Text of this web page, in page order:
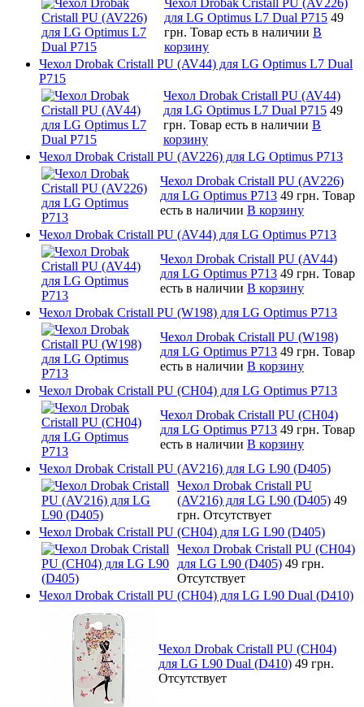
для LG Optimus L7 Dual P715 49
грн. Товар есть в наличии В
корзину
Чехол Drobak Cristall PU (AV44) для LG Optimus L7 Dual
P715
Чехол Drobak Cristall PU (AV44)
для LG Optimus L7 Dual P715 49
грн. Товар есть в наличии В
корзину
Чехол Drobak Cristall PU (AV226) для LG Optimus P713
Чехол Drobak Cristall PU (AV226)
для LG Optimus P713 49 грн. Товар
есть в наличии В корзину
Чехол Drobak Cristall PU (AV44) для LG Optimus P713
Чехол Drobak Cristall PU (AV44)
для LG Optimus P713 49 грн. Товар
есть в наличии В корзину
Чехол Drobak Cristall PU (W198) для LG Optimus P713
Чехол Drobak Cristall PU (W198)
для LG Optimus P713 49 грн. Товар
есть в наличии В корзину
Чехол Drobak Cristall PU (CH04) для LG Optimus P713
Чехол Drobak Cristall PU (CH04)
для LG Optimus P713 49 грн. Товар
есть в наличии В корзину
Чехол Drobak Cristall PU (AV216) для LG L90 (D405)
Чехол Drobak Cristall PU
(AV216) для LG L90 (D405) 49
грн. Отсутствует
Чехол Drobak Cristall PU (CH04) для LG L90 (D405)
Чехол Drobak Cristall PU (CH04)
для LG L90 (D405) 49 грн.
Отсутствует
Чехол Drobak Cristall PU (CH04) для LG L90 Dual (D410)
Чехол Drobak Cristall PU (CH04)
для LG L90 Dual (D410) 49 грн.
Отсутствует